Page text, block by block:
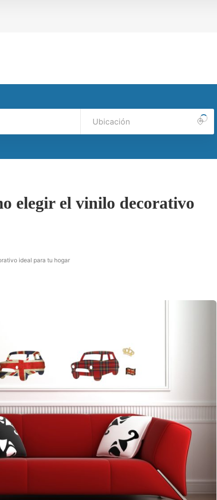
elegir el vinilo decorativo
ideal para tu hogar